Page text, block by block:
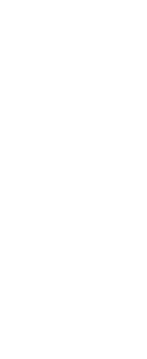
【重要】